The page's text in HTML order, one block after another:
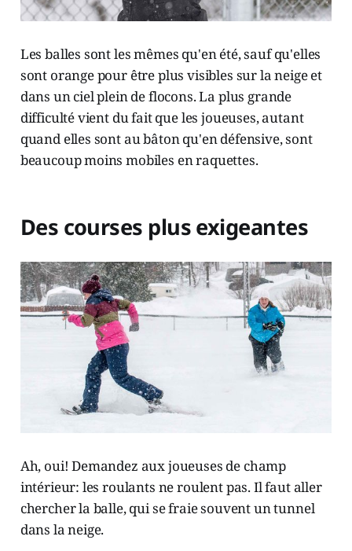
Les balles sont les mêmes qu'en été, sauf qu'elles
sont orange pour être plus visibles sur la neige et
dans un ciel plein de flocons. La plus grande
difficulté vient du fait que les joueuses, autant
quand elles sont au bâton qu'en défensive, sont
beaucoup moins mobiles en raquettes.
Des courses plus exigeantes
Ah, oui! Demandez aux joueuses de champ
intérieur: les roulants ne roulent pas. Il faut aller
chercher la balle, qui se fraie souvent un tunnel
dans la neige.